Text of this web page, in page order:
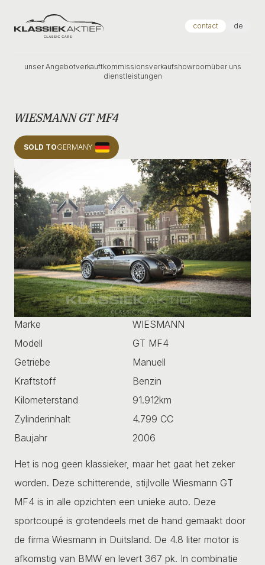
Klassiek Aktief contact de
unser Angebotverkauftkommissionsverkaufshowroomüber uns
dienstleistungen
WIESMANN GT MF4
SOLD TOGERMANY
Marke
WIESMANN
Modell
GT MF4
Getriebe
Manuell
Kraftstoff
Benzin
Kilometerstand
91.912km
Zylinderinhalt
4.799 CC
Baujahr
2006
Het is nog geen klassieker, maar het gaat het zeker
worden. Deze schitterende, stijlvolle Wiesmann GT
MF4 is in alle opzichten een unieke auto. Deze
sportcoupé is grotendeels met de hand gemaakt door
de firma Wiesmann in Duitsland. De 4.8 liter motor is
afkomstig van BMW en levert 367 pk. In combinatie